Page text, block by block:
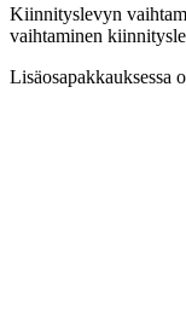
Kiinnityslevyn
vaihtaminen
Lisäosapakkauksessa